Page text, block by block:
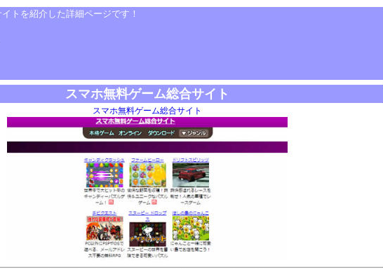
トを紹介した詳細ページです！
スマホ無料ゲーム総合サイト
スマホ無料ゲーム総合サイト